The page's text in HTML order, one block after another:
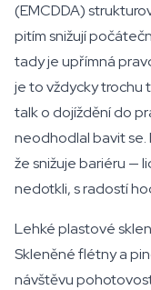
(EMCDDA)
pitím snižují
tady je upřímná
je to vždycky trochu
talk o dojíždění do
neodhodlal bavit
že snižuje bariéru —
nedotkli, s radostí
Lehké plastové
Skleněné flétny a
návštěvu